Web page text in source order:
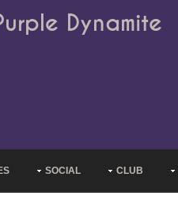
Dynamite
SOCIAL CLUB